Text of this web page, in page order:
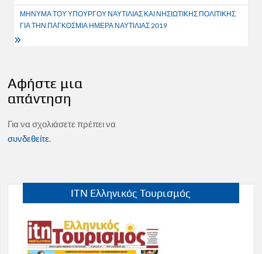
ΜΗΝΥΜΑ ΤΟΥ ΥΠΟΥΡΓΟΥ ΝΑΥΤΙΛΙΑΣ ΚΑΙ ΝΗΣΙΩΤΙΚΗΣ ΠΟΛΙΤΙΚΗΣ
ΓΙΑ ΤΗΝ ΠΑΓΚΟΣΜΙΑ ΗΜΕΡΑ ΝΑΥΤΙΛΙΑΣ 2019
Αφήστε μια
απάντηση
Για να σχολιάσετε πρέπει να
συνδεθείτε.
ITN Ελληνικός Τουρισμός